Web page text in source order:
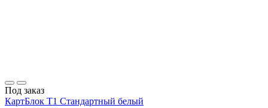
Под заказ
КартБлок Т1 Стандартный белый